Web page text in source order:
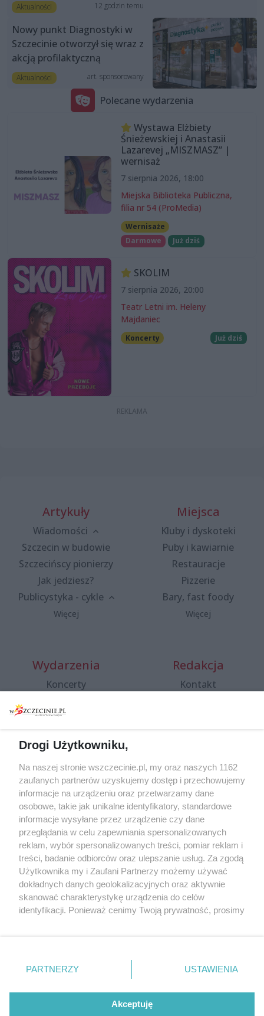
Aktualności 12 godzin temu
Nowy punkt Diagnostyki w
Szczecinie otworzył się wraz z
akcją profilaktyczną
Aktualności art. sponsorowany
Polecane wydarzenia
Wystawa Elżbiety
Śnieżewskiej i Anastasii
Lazarevej „MISZMASZ” |
wernisaż
7 sierpnia 2026, 18:00
Miejska Biblioteka Publiczna,
filia nr 54 (ProMedia)
Wernisaże
Darmowe
Już dziś
SKOLIM
7 sierpnia 2026, 20:00
Teatr Letni im. Heleny
Majdaniec
Koncerty Już dziś
Artykuły
Wiadomości
Szczecin w budowie
Szczecińscy pionierzy
Jak jedziesz?
Publicystyka - cykle
Więcej
Miejsca
Kluby i dyskoteki
Puby i kawiarnie
Restauracje
Pizzerie
Bary, fast foody
Więcej
Wydarzenia
Koncerty
Spacery i oprowadzania
targi
Wernisaże
Więcej
Redakcja
Kontakt
Specjalny koncert z okazji
20. urodzin portalu
wSzczecinie.pl
Regulamin konkursów
śniadaniówka "Hej
Szczecin! Jest piątek!"
Partnerzy
Praca Szczecin
© 2026 wSzczecinie.pl
Created by GOD
Drogi Użytkowniku,
Na naszej stronie wszczecinie.pl, my oraz naszych 1162
zaufanych partnerów uzyskujemy dostęp i przechowujemy
informacje na urządzeniu oraz przetwarzamy dane
osobowe, takie jak unikalne identyfikatory, standardowe
informacje wysyłane przez urządzenie czy dane
przeglądania w celu zapewniania spersonalizowanych
reklam, wybór spersonalizowanych treści, pomiar reklam i
treści, badanie odbiorców oraz ulepszanie usług. Za zgodą
Użytkownika my i Zaufani Partnerzy możemy używać
dokładnych danych geolokalizacyjnych oraz aktywnie
skanować charakterystykę urządzenia do celów
identyfikacji. Ponieważ cenimy Twoją prywatność, prosimy
prywatności znajdujący się w lewym dolnym rogu strony
. Niektóre rodzaje przetwarzania danych nie wymagają
takiemu przetwarzaniu. Preferencje będą miały
PARTNERZY USTAWIENIA
Akceptuję